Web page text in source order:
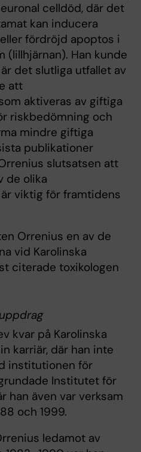
celldöd, där det
kan inducera
fördröjd apoptos i
(lillhjärnan). Han kunde
det slutliga utfallet av
att
aktiveras av giftiga
riskbedömning och
mindre giftiga
publikationer
slutsatsen att
de olika
viktig för framtidens
Orrenius en av de
vid Karolinska
citerade toxikologen
kvar på Karolinska
karriär, där han inte
institutionen för
Institutet för
han även var verksam
och 1999.
ledamot av